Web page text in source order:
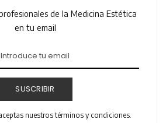
de la Medicina Estética
en tu email
SUSCRIBIR
nuestros términos y condiciones.